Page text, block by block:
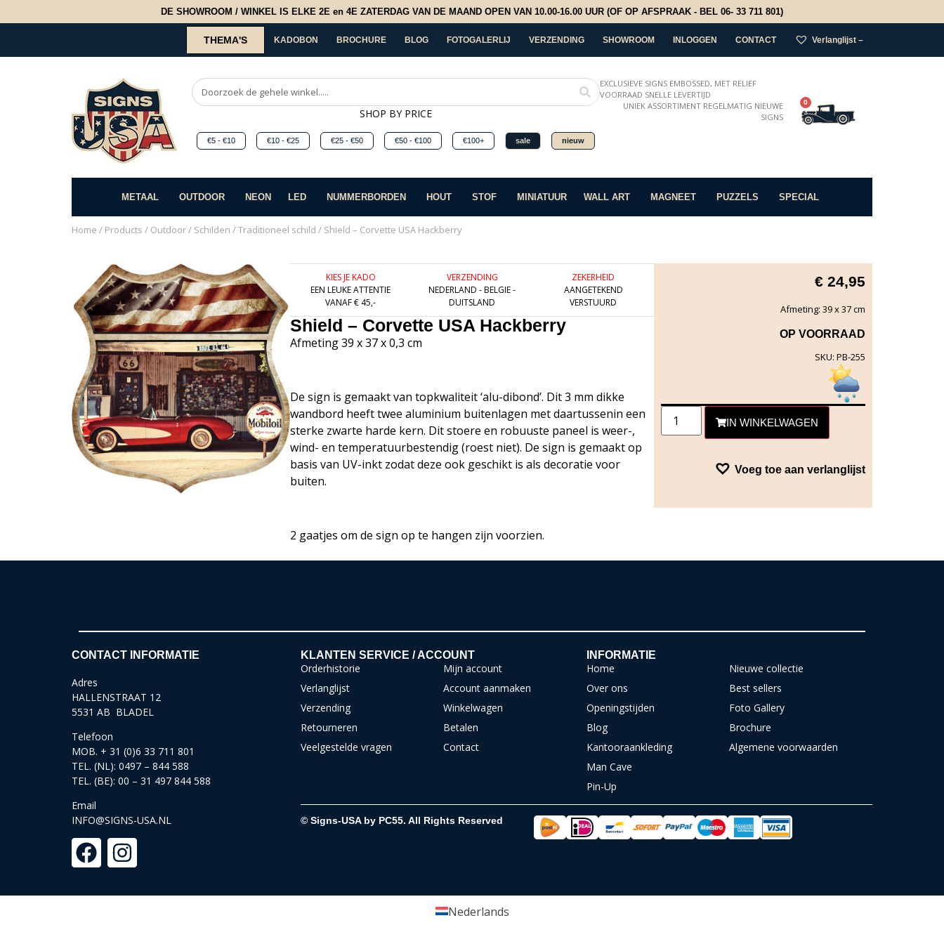
DE SHOWROOM / WINKEL IS ELKE 2E en 4E ZATERDAG VAN DE MAAND OPEN VAN 10.00-16.00 UUR (OF OP AFSPRAAK - BEL 06- 33 711 801)
THEMA'S KADOBON BROCHURE BLOG FOTOGALERLIJ VERZENDING SHOWROOM INLOGGEN CONTACT Verlanglijst –
SHOP BY PRICE
€5 - €10 €10 - €25 €25 - €50 €50 - €100 €100+ sale nieuw
EXCLUSIEVE SIGNS EMBOSSED, MET RELIEF
VOORRAAD SNELLE LEVERTIJD
UNIEK ASSORTIMENT REGELMATIG NIEUWE
SIGNS
0
METAAL OUTDOOR NEON LED NUMMERBORDEN HOUT STOF MINIATUUR WALL ART MAGNEET PUZZELS SPECIAL
Home / Products / Outdoor/ Schilden /Traditioneel schild / Shield – Corvette USA Hackberry
KIES JE KADO
EEN LEUKE ATTENTIE
VANAF € 45,-
VERZENDING
NEDERLAND - BELGIE -
DUITSLAND
ZEKERHEID
AANGETEKEND
VERSTUURD
Shield – Corvette USA Hackberry
Afmeting 39 x 37 x 0,3 cm
De sign is gemaakt van topkwaliteit ‘alu-dibond’. Dit 3 mm dikke
wandbord heeft twee aluminium buitenlagen met daartussenin een
sterke zwarte harde kern. Dit stoere en robuuste paneel is weer-,
wind- en temperatuurbestendig (roest niet). De sign is gemaakt op
basis van UV-inkt zodat deze ook geschikt is als decoratie voor
buiten.
2 gaatjes om de sign op te hangen zijn voorzien.
€ 24,95
Afmeting: 39 x 37 cm
OP VOORRAAD
SKU: PB-255
IN WINKELWAGEN
Voeg toe aan verlanglijst
CONTACT INFORMATIE
Adres
HALLENSTRAAT 12
5531 AB BLADEL
Telefoon
MOB. + 31 (0)6 33 711 801
TEL. (NL): 0497 – 844 588
TEL. (BE): 00 – 31 497 844 588
Email
INFO@SIGNS-USA.NL
KLANTEN SERVICE / ACCOUNT
Orderhistorie
Verlanglijst
Verzending
Retourneren
Veelgestelde vragen
Mijn account
Account aanmaken
Winkelwagen
Betalen
Contact
INFORMATIE
Home
Over ons
Openingstijden
Blog
Kantooraankleding
Man Cave
Pin-Up
Nieuwe collectie
Best sellers
Foto Gallery
Brochure
Algemene voorwaarden
© Signs-USA by PC55. All Rights Reserved
Nederlands